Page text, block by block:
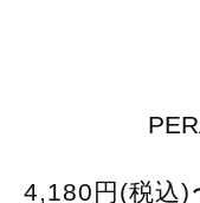
4,180円(税込)